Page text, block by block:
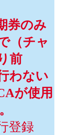
券のみ
（チャ
前
わない
が使用
登録